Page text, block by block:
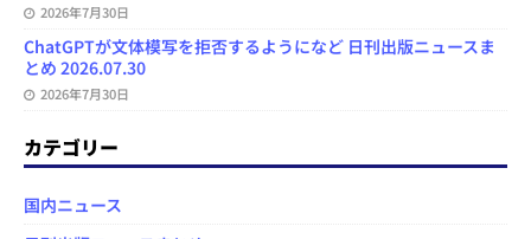
2026年7月30日
ChatGPTが文体模写を拒否するようになど 日刊出版ニュースま
とめ 2026.07.30
2026年7月30日
カテゴリー
国内ニュース